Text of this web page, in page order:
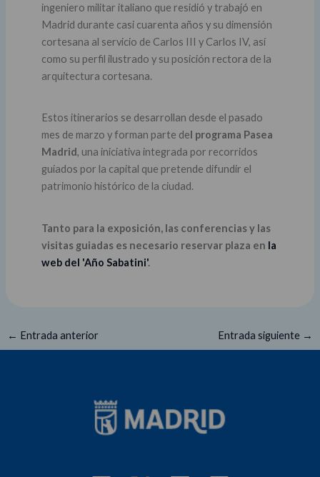
ingeniero militar italiano que residió y trabajó en
Madrid durante casi cuarenta años y su dimensión
cortesana al servicio de Carlos III y Carlos IV, así
como su perfil ilustrado y su posición rectora de la
arquitectura cortesana.
Estos itinerarios se desarrollan desde el pasado
mes de marzo y forman parte del programa Pasea
Madrid, una iniciativa integrada por recorridos
guiados por la capital que pretende difundir el
patrimonio histórico de la ciudad.
Tanto para la exposición, las conferencias y las
visitas guiadas es necesario reservar plaza en la
web del 'Año Sabatini'.
← Entrada anterior Entrada siguiente →